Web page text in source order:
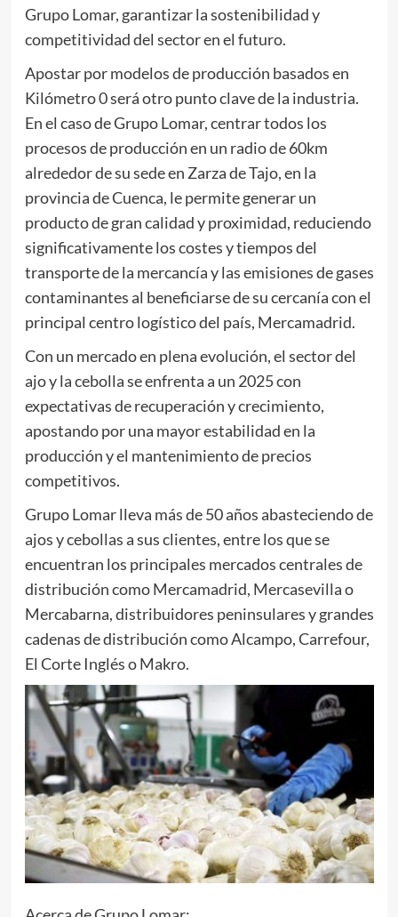
Grupo Lomar, garantizar la sostenibilidad y
competitividad del sector en el futuro.
Apostar por modelos de producción basados en
Kilómetro 0 será otro punto clave de la industria.
En el caso de Grupo Lomar, centrar todos los
procesos de producción en un radio de 60km
alrededor de su sede en Zarza de Tajo, en la
provincia de Cuenca, le permite generar un
producto de gran calidad y proximidad, reduciendo
significativamente los costes y tiempos del
transporte de la mercancía y las emisiones de gases
contaminantes al beneficiarse de su cercanía con el
principal centro logístico del país, Mercamadrid.
Con un mercado en plena evolución, el sector del
ajo y la cebolla se enfrenta a un 2025 con
expectativas de recuperación y crecimiento,
apostando por una mayor estabilidad en la
producción y el mantenimiento de precios
competitivos.
Grupo Lomar lleva más de 50 años abasteciendo de
ajos y cebollas a sus clientes, entre los que se
encuentran los principales mercados centrales de
distribución como Mercamadrid, Mercasevilla o
Mercabarna, distribuidores peninsulares y grandes
cadenas de distribución como Alcampo, Carrefour,
El Corte Inglés o Makro.